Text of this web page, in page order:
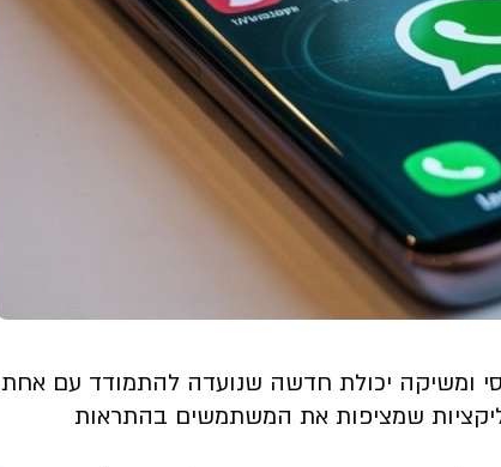
ומשיקה יכולת חדשה שנועדה להתמודד עם אחת
שמציפות את המשתמשים בהתראות